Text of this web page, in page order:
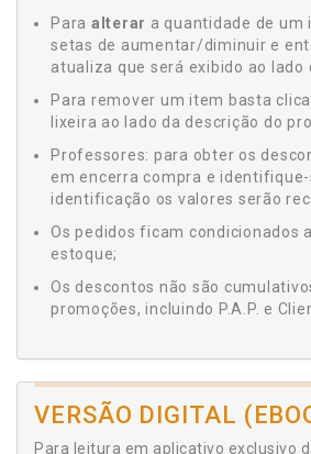
Para alterar a quantidade de um
setas de aumentar/diminuir e
atualiza que será exibido ao lado
Para remover um item basta
lixeira ao lado da descrição do
Professores: para obter os
em encerra compra e identifique-
identificação os valores serão
Os pedidos ficam condicionados
estoque;
Os descontos não são
promoções, incluindo P.A.P. e
VERSÃO DIGITAL
Para leitura em aplicativo exclusivo